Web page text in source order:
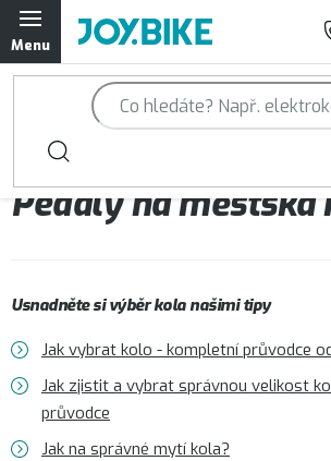
Přejít
na
obsah
Trailová kola Qayron
Horská kola Qayron
Dámská horská kola Qayron
Doplňky a oblečení Qayron
Kontakt Servisní a výdejní místa
Pedály na městská
Usnadněte si výběr kola našimi tipy
Jak vybrat kolo - kompletní průvodce
Jak zjistit a vybrat správnou velikost
průvodce
Jak na správné mytí kola?